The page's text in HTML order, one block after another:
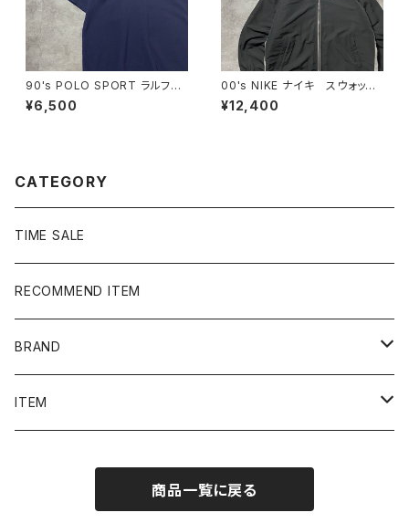
90's POLO SPORT ラルフロ
ーレン ポロスポーツ ハーフ
ジップ 刺繍ワンポイント 鹿
¥6,500
00's NIKE ナイキ スウォッシ
ュ 刺繍ワンポイント フード
刺繍 ドローコード ブラッ
¥12,400
CATEGORY
TIME SALE
RECOMMEND ITEM
BRAND
NIKE
ITEM
商品一覧に戻る